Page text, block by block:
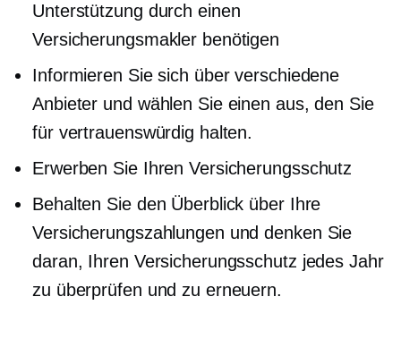
Unterstützung durch einen
Versicherungsmakler benötigen
Informieren Sie sich über verschiedene
Anbieter und wählen Sie einen aus, den Sie
für vertrauenswürdig halten.
Erwerben Sie Ihren Versicherungsschutz
Behalten Sie den Überblick über Ihre
Versicherungszahlungen und denken Sie
daran, Ihren Versicherungsschutz jedes Jahr
zu überprüfen und zu erneuern.